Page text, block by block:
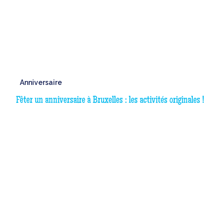
Anniversaire
Fêter un anniversaire à Bruxelles : les activités originales !